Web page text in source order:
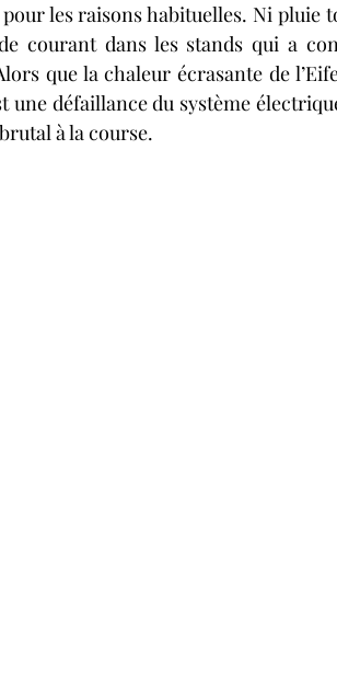
Pâques Nogaro TTE
Super Trofeo Open
les raisons habituelles. Ni
courant dans les stands qui a
que la chaleur écrasante de
une défaillance du système
à la course.